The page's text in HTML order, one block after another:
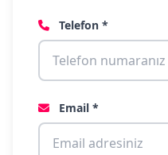
Telefon *
Email *